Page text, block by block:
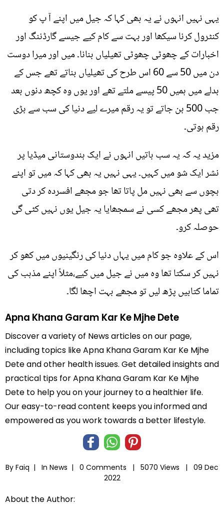
یہی نہیں انہوں نے یہ بھی کہا کہ جیل میں اپنے آ پ کو
کنٹرول کرنا سیکھا اور بہت سے کام کیے جیسے گارڈننگ اور
اخبارات کے چھوٹی چھوٹی تھیلیاں بنانا۔ میں اور میرا دوست
دن میں 50 سے 60 اس طرح کی تھیلیاں بناتے تھے جس کے
بدلے میں ہمیں 50 پیسے ملتے تھے اور یوں وہ کچھ دنوں بعد
جب 500 بن جاتے تو یہ رقم میرے لیے دنیا کی سب سے بڑی
رقم ہوتی۔
مزید یہ کہ یہ سب باتیں انہوں نے ایک ہندوستانی میڈیا پر
نشر ایک شو میں کہیں۔ یہی نہیں یہ بھی کہا کہ میں تو اپنے
بچوں سے بھی نہیں مل پاتا تھا جو مجھے افسردہ کر دتی
تھی پھر مجھے کسی نے سمجھایا یہ جیل یوں نہیں کٹی گی
حوصلہ کرو۔
اس کے علاوہ جو کام میں یہاں دنیا کی رنگینیوں میں کھو کر
نہیں کر سکتا تھا وہ میں نے جیل میں کیے،مثلاََ اپنے مذہب کی
تماما کتابیں پڑھ لیں تو مجھے بہت اچھا لگا۔
Apna Khana Garam Kar Ke Mjhe Dete
Discover a variety of News articles on our page,
including topics like Apna Khana Garam Kar Ke Mjhe
Dete and other health issues. Get detailed insights and
practical tips for Apna Khana Garam Kar Ke Mjhe
Dete to help you on your journey to a healthier life.
Our easy-to-read content keeps you informed and
empowered as you work towards a better lifestyle.
By Faiq | In News | 0 Comments | 5070 Views |
09 Dec
2022
About the Author: